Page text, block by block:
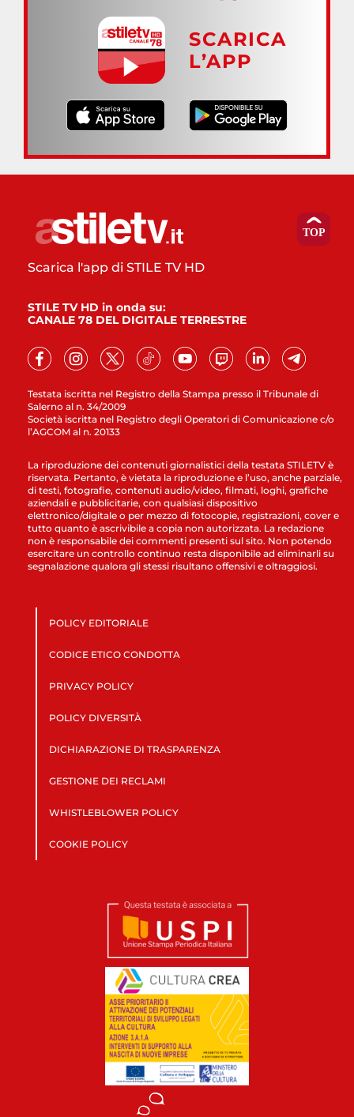
SCARICA
L’APP
Testata iscritta nel Registro della Stampa presso il Tribunale di
Salerno al n. 34/2009
Società iscritta nel Registro degli Operatori di Comunicazione c/o
l’AGCOM al n. 20133
Scarica l'app di STILE TV HD
STILE TV HD in onda su:
CANALE 78 DEL DIGITALE TERRESTRE
La riproduzione dei contenuti giornalistici della testata STILETV è
riservata. Pertanto, è vietata la riproduzione e l’uso, anche parziale,
di testi, fotografie, contenuti audio/video, filmati, loghi, grafiche
aziendali e pubblicitarie, con qualsiasi dispositivo
elettronico/digitale o per mezzo di fotocopie, registrazioni, cover e
tutto quanto è ascrivibile a copia non autorizzata. La redazione
non è responsabile dei commenti presenti sul sito. Non potendo
esercitare un controllo continuo resta disponibile ad eliminarli su
segnalazione qualora gli stessi risultano offensivi e oltraggiosi.
POLICY EDITORIALE
CODICE ETICO CONDOTTA
PRIVACY POLICY
POLICY DIVERSITÀ
DICHIARAZIONE DI TRASPARENZA
GESTIONE DEI RECLAMI
WHISTLEBLOWER POLICY
COOKIE POLICY